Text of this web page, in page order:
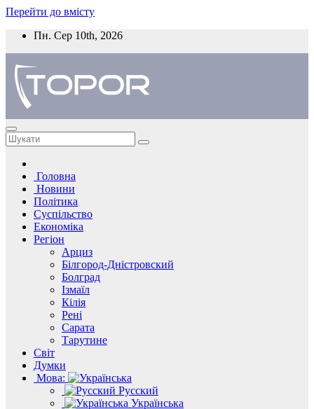
Перейти до вмісту
Пн. Сер 10th, 2026
Головна
Новини
Політика
Суспільство
Економіка
Регіон
Арциз
Білгород-Дністровский
Болград
Ізмаїл
Кілія
Рені
Сарата
Тарутине
Світ
Думки
Мова:
Русский
Українська